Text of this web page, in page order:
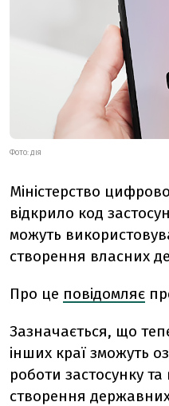
ФОТО: ДІЯ
Міністерство
відкрило код
можуть
створення власних
Про це повідомляє
Зазначається, що
інших краї зможуть
роботи застосунку
створення державних